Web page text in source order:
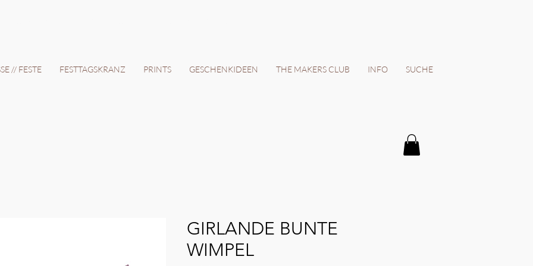
// FESTE FESTTAGSKRANZ PRINTS GESCHENKIDEEN THE MAKERS CLUB INFO SUCHE
GIRLANDE BUNTE
WIMPEL